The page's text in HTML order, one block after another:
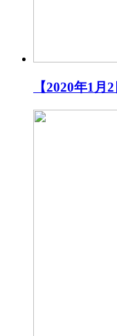
【2020年1